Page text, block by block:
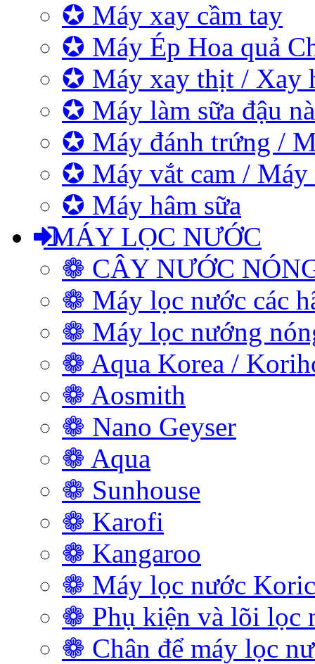
✪ Máy xay cầm tay
✪ Máy Ép Hoa quả
✪ Máy xay thịt / Xay
✪ Máy làm sữa đậu
✪ Máy đánh trứng /
✪ Máy vắt cam / Máy
✪ Máy hâm sữa
MÁY LỌC NƯỚC
❁ CÂY NƯỚC
❁ Máy lọc nước các
❁ Máy lọc nướng
❁ Aqua Korea /
❁ Aosmith
❁ Nano Geyser
❁ Aqua
❁ Sunhouse
❁ Karofi
❁ Kangaroo
❁ Máy lọc nước
❁ Phụ kiện và lõi lọc
❁ Chân để máy lọc